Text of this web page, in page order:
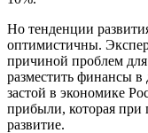
Но тенденции
оптимистичны.
причиной проблем
разместить финансы
застой в экономике
прибыли, которая при
развитие.